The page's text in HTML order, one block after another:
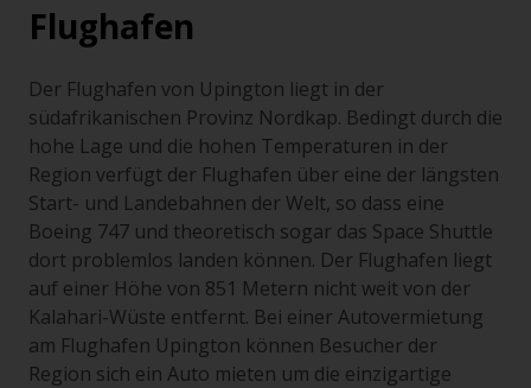
Flughafen
Der Flughafen von Upington liegt in der
südafrikanischen Provinz Nordkap. Bedingt durch die
hohe Lage und die hohen Temperaturen in der
Region verfügt der Flughafen über eine der längsten
Start- und Landebahnen der Welt, so dass eine
Boeing 747 und theoretisch sogar das Space Shuttle
dort problemlos landen können. Der Flughafen liegt
auf einer Höhe von 851 Metern nicht weit von der
Kalahari-Wüste entfernt. Bei einer Autovermietung
am Flughafen Upington können Besucher der
Region sich ein Auto mieten um die einzigartige